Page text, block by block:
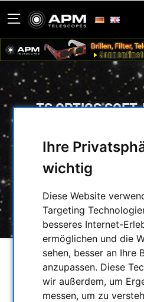
Ihre
wichtig
Diese Website
Targeting
besseres Internet-
ermöglichen und die
sehen, besser an Ihre
anzupassen. Diese
wir außerdem, um
messen, um zu
TS OPTICS
OPTISCHES
HOME / SONSTIGES
REINIGUNGSTUCH
OPTISCHES